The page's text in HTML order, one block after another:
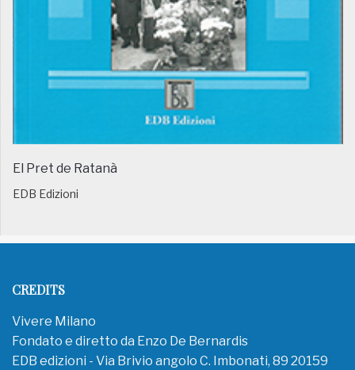
El Pret de Ratanà
EDB Edizioni
CREDITS
Vivere Milano
Fondato e diretto da Enzo De Bernardis
EDB edizioni - Via Brivio angolo C. Imbonati, 89 20159